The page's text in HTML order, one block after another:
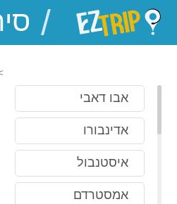
EZTrip
/
אבו דאבי
אדינבורו
איסטנבול
אמסטרדם